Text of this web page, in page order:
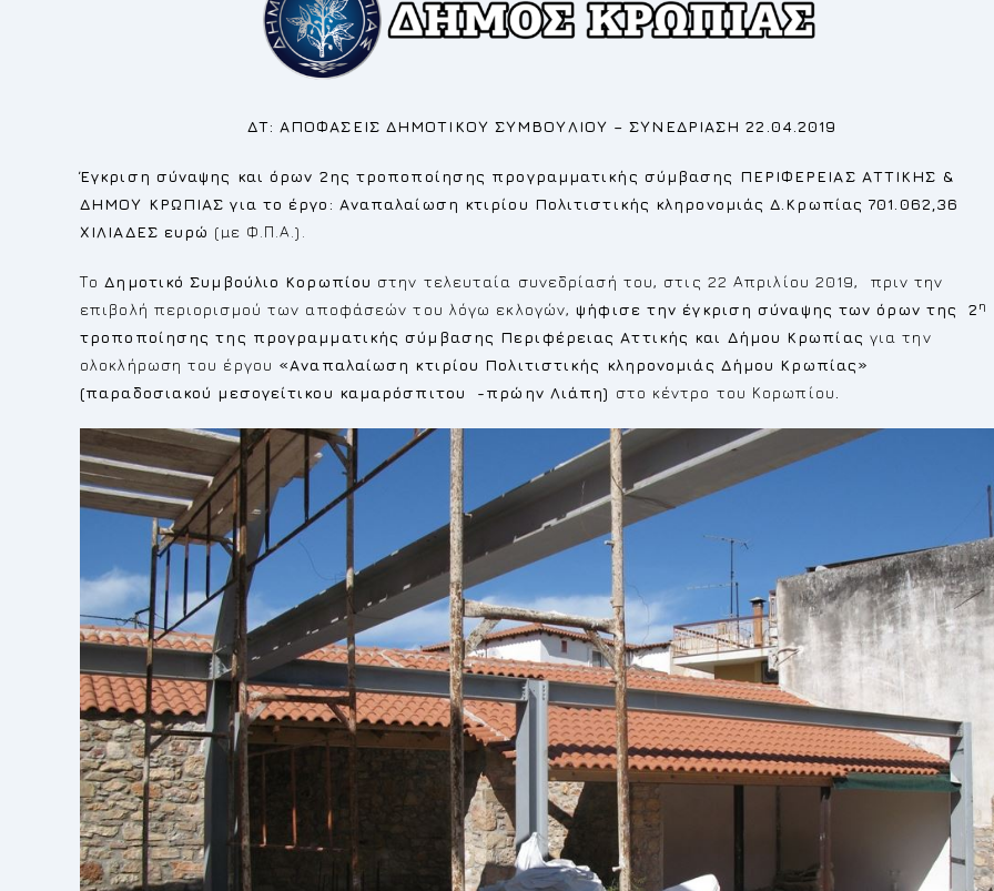
ΔΤ: ΑΠΟΦΑΣΕΙΣ ΔΗΜΟΤΙΚΟΥ ΣΥΜΒΟΥΛΙΟΥ – ΣΥΝΕΔΡΙΑΣΗ 22.04.2019
Έγκριση σύναψης και όρων 2ης τροποποίησης προγραμματικής σύμβασης ΠΕΡΙΦΕΡΕΙΑΣ ΑΤΤΙΚΗΣ &
ΔΗΜΟΥ ΚΡΩΠΙΑΣ για το έργο: Αναπαλαίωση κτιρίου Πολιτιστικής κληρονομιάς Δ.Κρωπίας 701.062,36
ΧΙΛΙΑΔΕΣ ευρώ (µε Φ.Π.Α.).
ΤοΔημοτικό Συμβούλιο Κορωπίου στην τελευταία συνεδρίασή του, στις 22 Απριλίου 2019, πριν την
επιβολή περιορισμού των αποφάσεών του λόγω εκλογών,ψήφισε την έγκριση σύναψης των όρων της 2 η
τροποποίησης της προγραμματικής σύμβασης Περιφέρειας Αττικής και Δήμου Κρωπίας για την
ολοκλήρωση του έργου «Αναπαλαίωση κτιρίου Πολιτιστικής κληρονομιάς Δήμου Κρωπίας»
(παραδοσιακού μεσογείτικου καμαρόσπιτου -πρώην Λιάπη) στο κέντρο του Κορωπίου